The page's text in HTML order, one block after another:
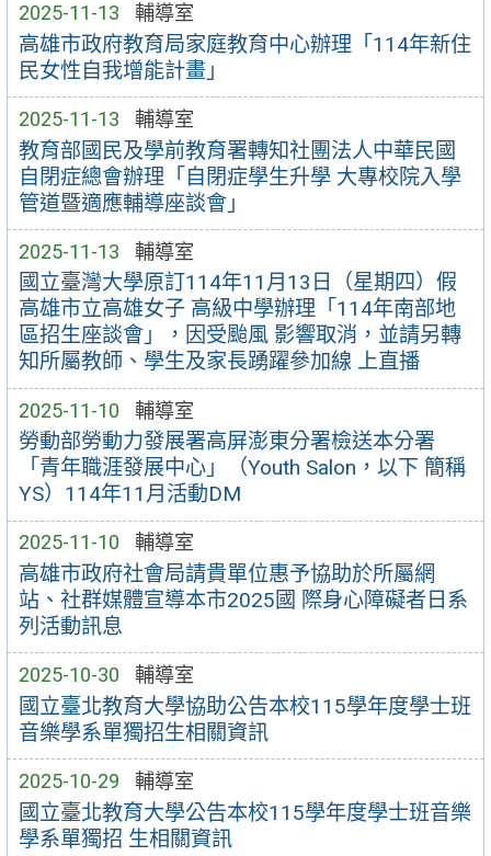
2025-11-13 輔導室
高雄市政府教育局家庭教育中心辦理「114年新住
民女性自我增能計畫」
2025-11-13 輔導室
教育部國民及學前教育署轉知社團法人中華民國
自閉症總會辦理「自閉症學生升學 大專校院入學
管道暨適應輔導座談會」
2025-11-13 輔導室
國立臺灣大學原訂114年11月13日（星期四）假
高雄市立高雄女子 高級中學辦理「114年南部地
區招生座談會」，因受颱風 影響取消，並請另轉
知所屬教師、學生及家長踴躍參加線 上直播
2025-11-10 輔導室
勞動部勞動力發展署高屏澎東分署檢送本分署
「青年職涯發展中心」（Youth Salon，以下 簡稱
YS）114年11月活動DM
2025-11-10 輔導室
高雄市政府社會局請貴單位惠予協助於所屬網
站、社群媒體宣導本市2025國 際身心障礙者日系
列活動訊息
2025-10-30 輔導室
國立臺北教育大學協助公告本校115學年度學士班
音樂學系單獨招生相關資訊
2025-10-29 輔導室
國立臺北教育大學公告本校115學年度學士班音樂
學系單獨招 生相關資訊